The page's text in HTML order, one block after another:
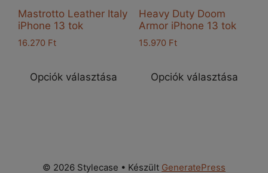
Mastrotto Leather Italy
iPhone 13 tok
16.270 Ft
Opciók választása
változatok
Heavy Duty Doom
Armor iPhone 13 tok
15.970 Ft
Opciók választása
© 2026 Stylecase • Készült GeneratePress